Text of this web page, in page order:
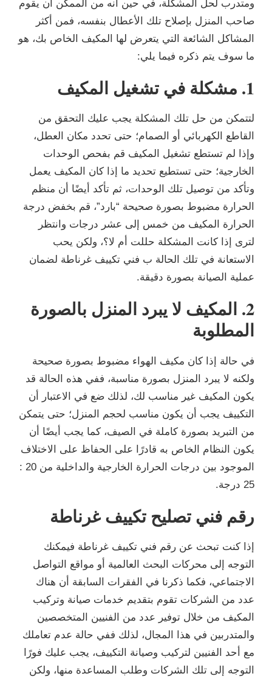
ومتدرب لحل المشكلة، في حين أنه من الممكن أن يقوم
صاحب المنزل بإصلاح تلك الأعطال بنفسه، فمن أكثر
المشاكل الشائعة التي يتعرض لها المكيف الخاص بك، هو
ما سوف يتم ذكره فيما يلي:
1. مشكلة في تشغيل المكيف
لتتمكن من حل تلك المشكلة يجب عليك التحقق من
القاطع الكهربائي أو الصمام؛ حتى تحدد مكان العطل،
وإذا لم تستطع تشغيل المكيف قم بفحص الوحدات
الخارجية؛ حتى تستطيع تحديد ما إذا كان المكيف يعمل
وتأكد من توصيل تلك الوحدات، ثم تأكد أيضًا أن منظم
الحرارة مضبوط بصورة صحيحة “بارد”، قم بخفض درجة
الحرارة المكيف من خمس إلى عشر درجات وانتظر
لترى إذا كانت المشكلة حللت أم لا؟، ولكن يحب
الاستعانة في تلك الحالة ب فني تكييف غرناطة لضمان
عملية الصيانة بصورة دقيقة.
2. المكيف لا يبرد المنزل بالصورة
المطلوبة
في حالة إذا كان مكيف الهواء مضبوط بصورة صحيحة
ولكنه لا يبرد المنزل بصورة مناسبة، ففي هذه الحالة قد
يكون المكيف غير مناسب لك، لذلك ضع في الاعتبار أن
التكييف يجب أن يكون مناسب لحجم المنزل؛ حتى يتمكن
من التبريد بصورة كاملة في الصيف، كما يجب أيضًا أن
يكون النظام الخاص به قادرًا على الحفاظ على الاختلاف
الموجود بين درجات الحرارة الخارجية والداخلية من 20 :
25 درجة.
رقم فني تصليح تكييف غرناطة
إذا كنت تبحث عن رقم فني تكييف غرناطة فيمكنك
التوجه إلى محركات البحث العالمية أو مواقع التواصل
الاجتماعي، فكما ذكرنا في الفقرات السابقة أن هناك
عدد من الشركات تقوم بتقديم خدمات صيانة وتركيب
المكيف من خلال توفير عدد من الفنيين المتخصصين
والمتدربين في هذا المجال، لذلك ففي حالة عدم تعاملك
مع أحد الفنيين لتركيب وصيانة التكييف، يجب عليك فورًا
التوجه إلى تلك الشركات وطلب المساعدة منها، ولكن